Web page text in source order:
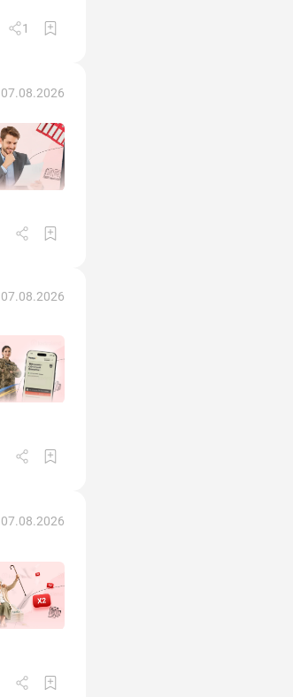
1
07.08.2026
07.08.2026
07.08.2026